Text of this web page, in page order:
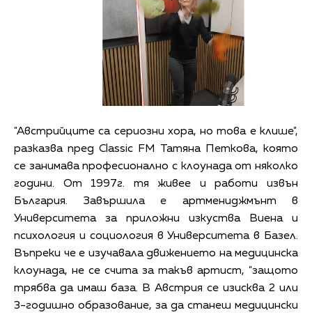
"Австрийците са сериозни хора, но това е клише",
разказва пред Classic FM Татяна Петкова, която
се занимава професионално с клоунада от няколко
години. От 1997г. тя живее и работи извън
България. Завършила е артмениджмънт в
Университета за приложни изкуства Виена и
психология и социология в Университета в Базел.
Въпреки че е изучавала движението на медицинска
клоунада, не се счита за такъв артист, "защото
трябва да имаш база. В Австрия се изисква 2 или
3-годишно образование, за да станеш медицински